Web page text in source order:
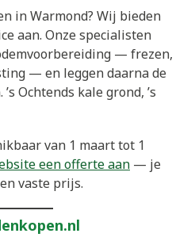
in Warmond? Wij bieden
aan. Onze specialisten
— frezen,
— en leggen daarna de
Ochtends kale grond, ’s
van 1 maart tot 1
een offerte aan — je
vaste prijs.